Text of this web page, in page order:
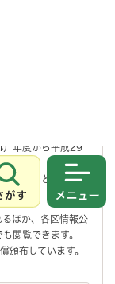
さがす
を展開するための
的に推進すること
年度から平成29
うものとします。
ほか、各区情報公
閲覧できます。
頒布しています。